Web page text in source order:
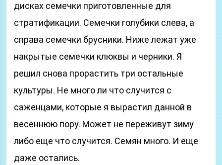
дисках семечки приготовленные для
стратификации. Семечки голубики слева, а
справа семечки брусники. Ниже лежат уже
накрытые семечки клюквы и черники. Я
решил снова прорастить три остальные
культуры. Не много ли что случится с
саженцами, которые я вырастил данной в
весеннюю пору. Может не переживут зиму
либо еще что случится. Семян много. И еще
даже остались.